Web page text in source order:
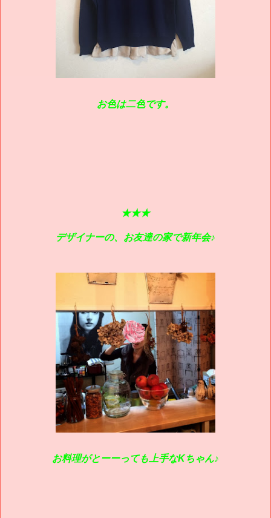
お色は二色です。
★★★
デザイナーの、お友達の家で新年会♪
お料理がとーーっても上手なKちゃん♪